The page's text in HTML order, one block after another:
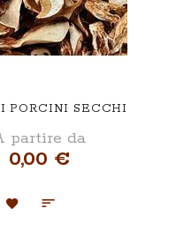
PORCINI SECCHI
partire da
0,00 €
Aggiungi